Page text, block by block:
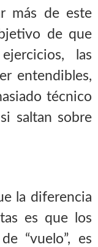
más de este
de que
las
entendibles,
técnico
saltan sobre
la diferencia
es que los
“vuelo”, es